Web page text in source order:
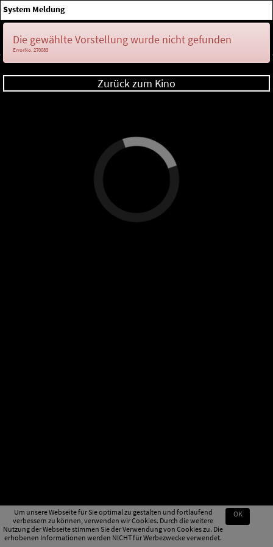
Um unsere Webseite für Sie optimal zu gestalten und fortlaufend
verbessern zu können, verwenden wir Cookies. Durch die weitere
Nutzung der Webseite stimmen Sie der Verwendung von Cookies zu. Die
erhobenen Informationen werden NICHT für Werbezwecke verwendet.
OK
System Meldung
Die gewählte Vorstellung wurde nicht gefunden
ErrorNo. 270083
Zurück zum Kino